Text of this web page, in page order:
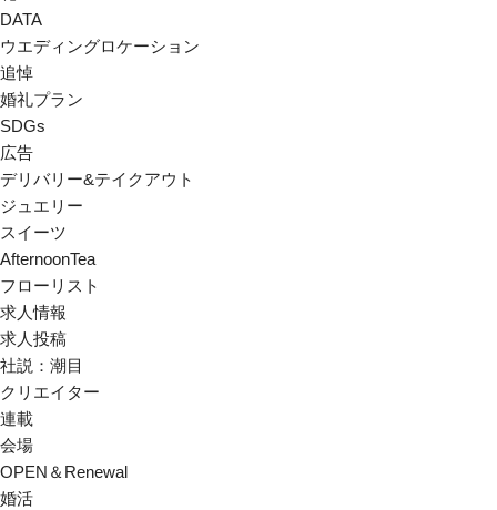
DATA
ウエディングロケーション
追悼
婚礼プラン
SDGs
広告
デリバリー&テイクアウト
ジュエリー
スイーツ
AfternoonTea
フローリスト
求人情報
求人投稿
社説：潮目
クリエイター
連載
会場
OPEN＆Renewal
婚活